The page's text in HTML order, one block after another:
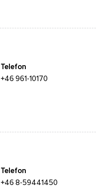
Telefon
+46 961-10170
Telefon
+46 8-59441450